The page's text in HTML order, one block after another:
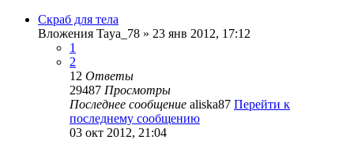
Скраб для тела
Вложения Taya_78 » 23 янв 2012, 17:12
1
2
12 Ответы
29487 Просмотры
Последнее сообщение aliska87 Перейти к
последнему сообщению
03 окт 2012, 21:04